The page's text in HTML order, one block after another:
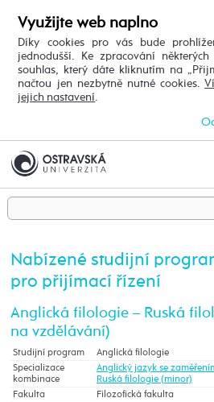
Využijte web naplno
Díky cookies pro vás bude
jednodušší. Ke zpracování
souhlas, který dáte kliknutím na
načtou jen nezbytně nutné cookies.
jejich nastavení
Nabízené studijní
pro přijímací řízení
Anglická filologie – Ruská
na vzdělávání)
Studijní program
Anglická filologie
Specializace
kombinace
Anglický jazyk se
Ruská filologie (minor)
Fakulta
Filozofická fakulta